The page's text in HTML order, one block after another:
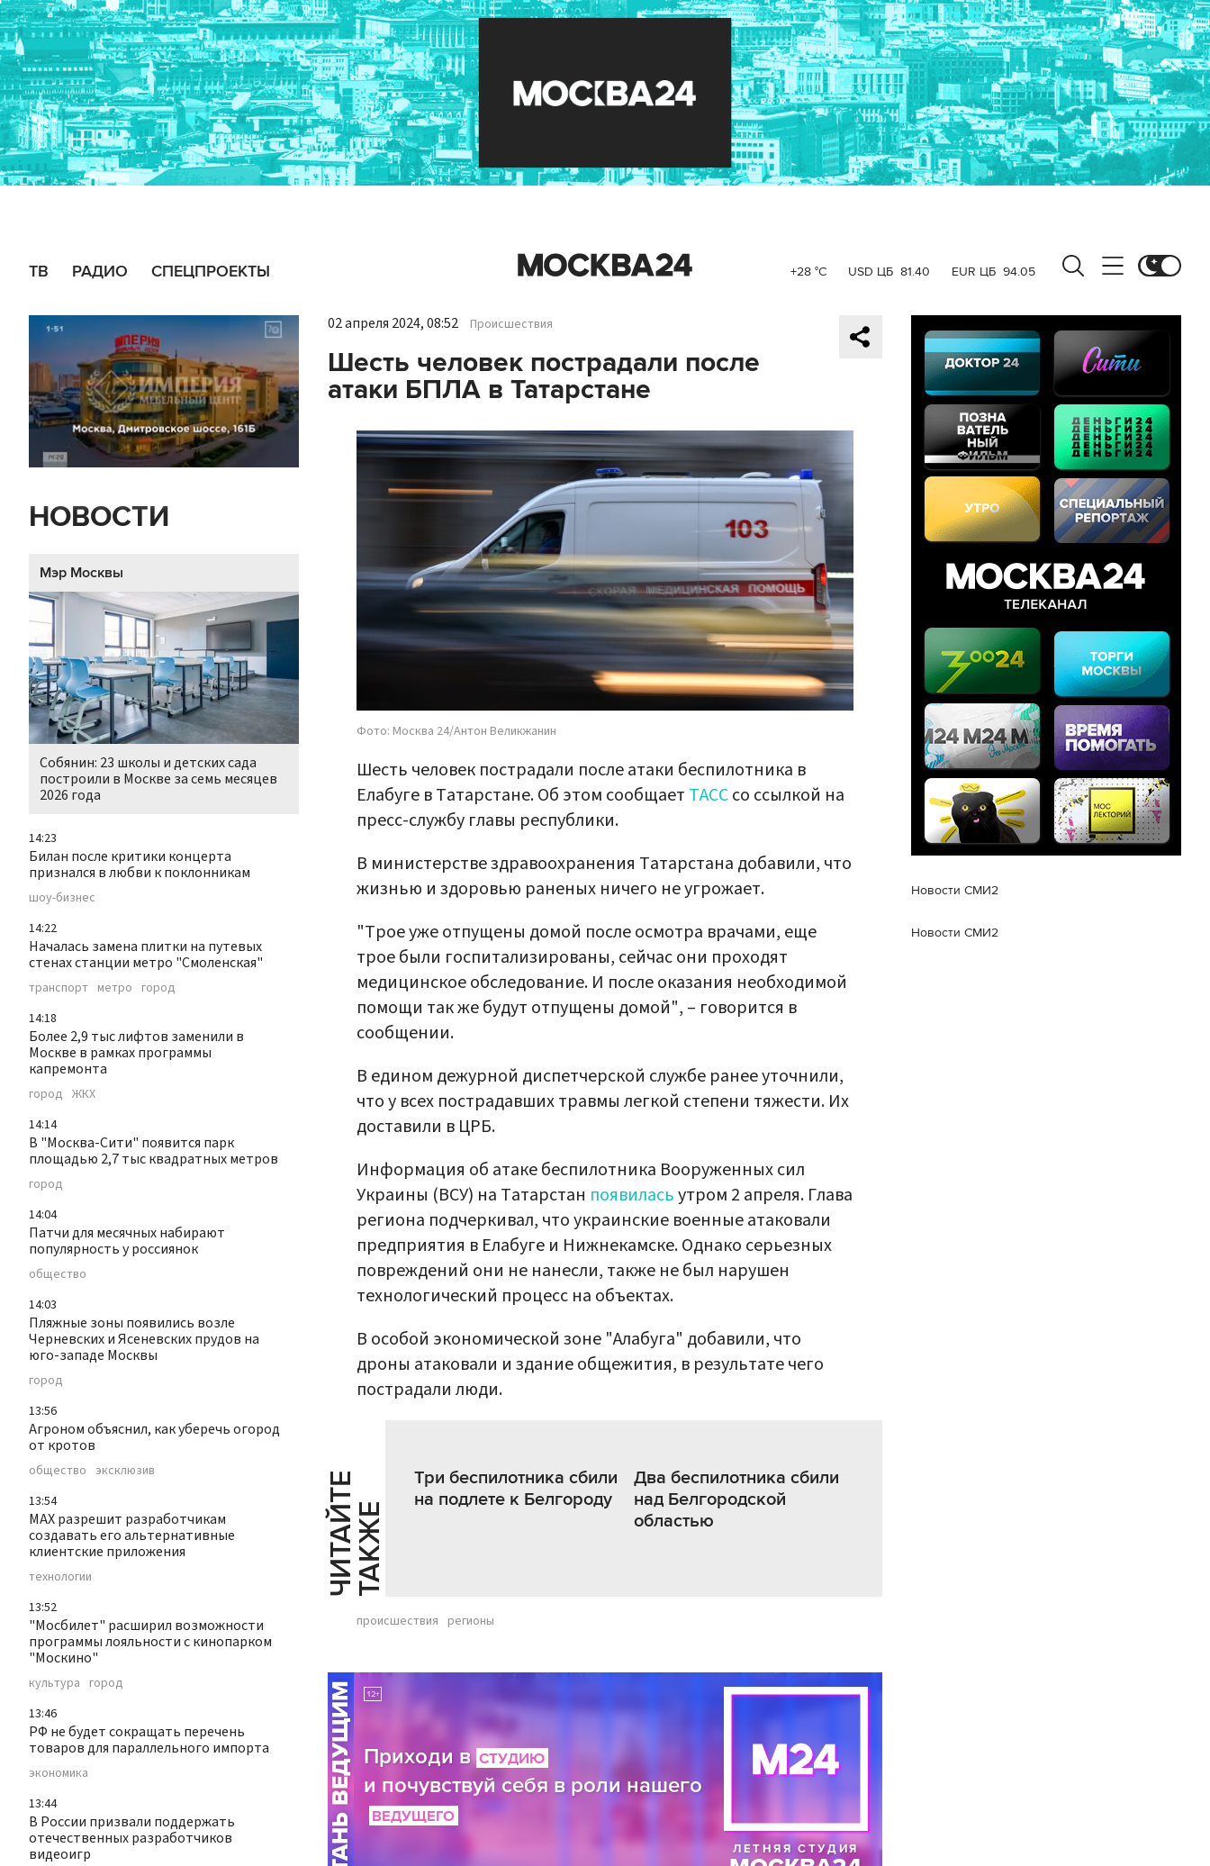
ТВ РАДИО СПЕЦПРОЕКТЫ +28 °C USD ЦБ 81.40 EUR ЦБ 94.05
НОВОСТИ
Мэр Москвы
Собянин: 23 школы и детских сада
построили в Москве за семь месяцев
2026 года
14:23
Билан после критики концерта
признался в любви к поклонникам
шоу-бизнес
14:22
Началась замена плитки на путевых
стенах станции метро "Смоленская"
транспорт метро город
14:18
Более 2,9 тыс лифтов заменили в
Москве в рамках программы
капремонта
город ЖКХ
14:14
В "Москва-Сити" появится парк
площадью 2,7 тыс квадратных метров
город
14:04
Патчи для месячных набирают
популярность у россиянок
общество
14:03
Пляжные зоны появились возле
Черневских и Ясеневских прудов на
юго-западе Москвы
город
13:56
Агроном объяснил, как уберечь огород
от кротов
общество эксклюзив
13:54
MAX разрешит разработчикам
создавать его альтернативные
клиентские приложения
технологии
13:52
"Мосбилет" расширил возможности
программы лояльности с кинопарком
"Москино"
культура город
13:46
РФ не будет сокращать перечень
товаров для параллельного импорта
экономика
13:44
В России призвали поддержать
отечественных разработчиков
видеоигр
02 апреля 2024, 08:52 Происшествия
Шесть человек пострадали после
атаки БПЛА в Татарстане
Фото: Москва 24/Антон Великжанин
Шесть человек пострадали после атаки беспилотника в
Елабуге в Татарстане. Об этом сообщает ТАССсо ссылкой на
пресс-службу главы республики.
В министерстве здравоохранения Татарстана добавили, что
жизнью и здоровью раненых ничего не угрожает.
"Трое уже отпущены домой после осмотра врачами, еще
трое были госпитализированы, сейчас они проходят
медицинское обследование. И после оказания необходимой
помощи так же будут отпущены домой", – говорится в
сообщении.
В едином дежурной диспетчерской службе ранее уточнили,
что у всех пострадавших травмы легкой степени тяжести. Их
доставили в ЦРБ.
Информация об атаке беспилотника Вооруженных сил
Украины (ВСУ) на Татарстан появиласьутром 2 апреля. Глава
региона подчеркивал, что украинские военные атаковали
предприятия в Елабуге и Нижнекамске. Однако серьезных
повреждений они не нанесли, также не был нарушен
технологический процесс на объектах.
В особой экономической зоне "Алабуга" добавили, что
дроны атаковали и здание общежития, в результате чего
пострадали люди.
Ч
И
Т
АЙ
Т
Е
Т
А
К
ЖЕ
Три беспилотника сбили
на подлете к Белгороду
Два беспилотника сбили
над Белгородской
областью
происшествия регионы
Новости СМИ2
Новости СМИ2